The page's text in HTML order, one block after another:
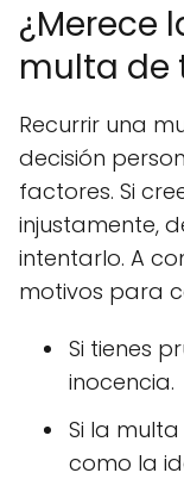
¿Merece
multa de
Recurrir una
decisión
factores. Si
injustamente,
intentarlo. A
motivos para
Si tienes
inocencia.
Si la
como la